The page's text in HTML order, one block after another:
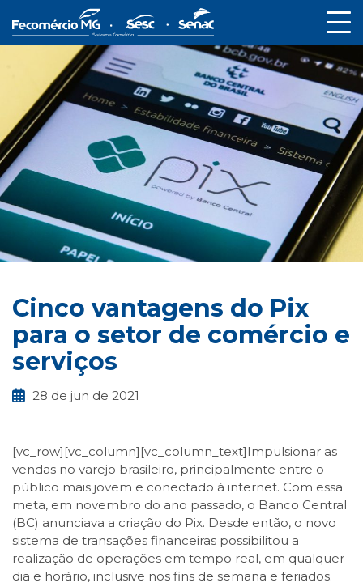
Cinco vantagens do Pix
para o setor de comércio e
serviços
28 de jun de 2021
[vc_row][vc_column][vc_column_text]Impulsionar as
vendas no varejo brasileiro, principalmente entre o
público mais jovem e conectado à internet. Com essa
meta, em novembro do ano passado, o Banco Central
(BC) anunciava a criação do Pix. Desde então, o novo
sistema de transações financeiras possibilitou a
realização de operações em tempo real, em qualquer
dia e horário, inclusive nos fins de semana e feriados.